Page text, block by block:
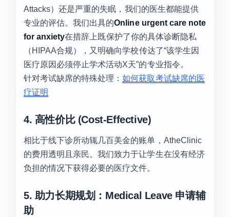
Attacks）还是严重的失眠，我们的医生都能提供
专业的评估。我们出具的Online urgent care note
for anxiety在措辞上既保护了你的具体诊断隐私
（HIPAA合规），又明确向学校传达了“该学生因
医疗原因必须停止学术活动X天”的专业指令。
针对考试缺席的特殊处理：如何获取考试缺席的医
疗证明
4. 高性价比 (Cost-Effective)
相比于线下诊所动辄几百美金的账单，AtheClinic
的费用透明且亲民。我们致力于让学生在没有经济
负担的情况下获得必要的医疗文件。
5. 助力长期规划：Medical Leave 申请辅
助